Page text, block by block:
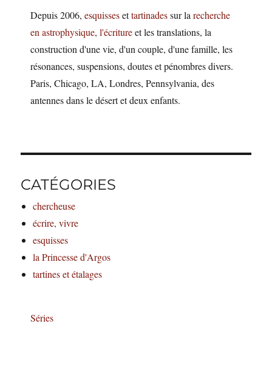
Depuis 2006,esquissesettartinadessur larecherche
en astrophysique,l'écritureet les translations, la
construction d'une vie, d'un couple, d'une famille, les
résonances, suspensions, doutes et pénombres divers.
Paris, Chicago, LA, Londres, Pennsylvania, des
antennes dans le désert et deux enfants.
CATÉGORIES
chercheuse
écrire, vivre
esquisses
la Princesse d'Argos
tartines et étalages
Séries